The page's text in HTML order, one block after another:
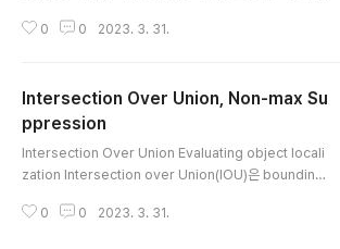
수가 굉장히 적습니다. 따라서 기존에 FC를 거치면서 나오
x를 구할 수 없다는 문제점이 발생합니다. YOLO algorit
에서는 편의상 9개의 grid로 나누었습니다. 각 label은 [
Pc, bx, by, bh, bw, c1, c2, c3 ] 로 구성됩니다. (8차원
들은 'don't care'합니다. 결과적으로 target의 output
0 0 2023. 3. 31.
Intersection Over Union, Non-max Su
ppression
Intersection Over Union Evaluating object locali
zation Intersection over Union(IOU)은 bounding
예측과 실제 정답이 겹치는 노란 부분 / 예측과 실제 정답의
0 0 2023. 3. 31.